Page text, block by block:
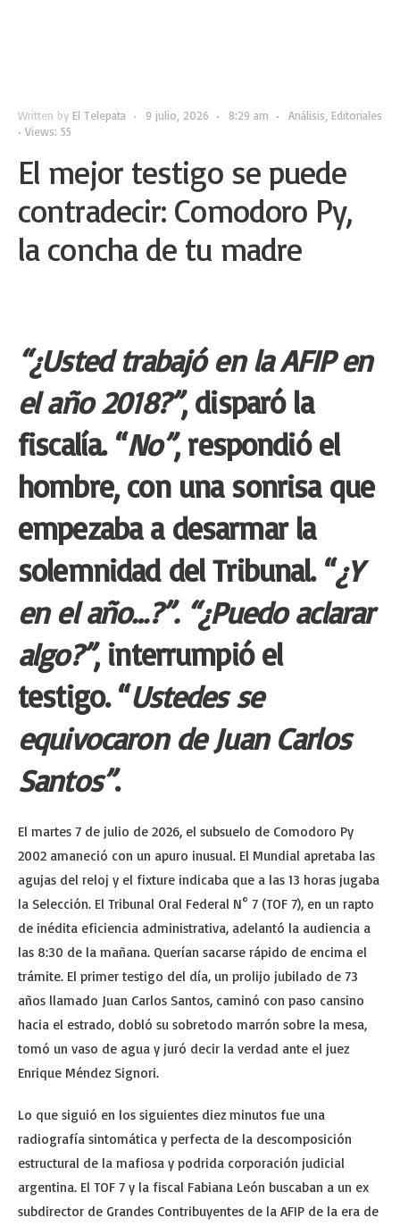
Written by El Telepata • 9 julio, 2026 • 8:29 am • Análisis Editoriales
• Views: 55
El mejor testigo se puede
contradecir: Comodoro Py,
la concha de tu madre
“¿Usted trabajó en la AFIP en
el año 2018?”, disparó la
fiscalía. “No”, respondió el
hombre, con una sonrisa que
empezaba a desarmar la
solemnidad del Tribunal. “¿Y
en el año…?”. “¿Puedo aclarar
algo?”, interrumpió el
testigo. “Ustedes se
equivocaron de Juan Carlos
Santos”.
El martes 7 de julio de 2026, el subsuelo de Comodoro Py
2002 amaneció con un apuro inusual. El Mundial apretaba las
agujas del reloj y el fixture indicaba que a las 13 horas jugaba
la Selección. El Tribunal Oral Federal N° 7 (TOF 7), en un rapto
de inédita eficiencia administrativa, adelantó la audiencia a
las 8:30 de la mañana. Querían sacarse rápido de encima el
trámite. El primer testigo del día, un prolijo jubilado de 73
años llamado Juan Carlos Santos, caminó con paso cansino
hacia el estrado, dobló su sobretodo marrón sobre la mesa,
tomó un vaso de agua y juró decir la verdad ante el juez
Enrique Méndez Signori.
Lo que siguió en los siguientes diez minutos fue una
radiografía sintomática y perfecta de la descomposición
estructural de la mafiosa y podrida corporación judicial
argentina. El TOF 7 y la fiscal Fabiana León buscaban a un ex
subdirector de Grandes Contribuyentes de la AFIP de la era de